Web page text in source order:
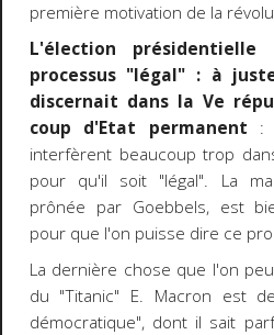
première motivation de la
L'élection
processus "légal" : à
discernait dans la Ve
coup d'Etat permanent :
interfèrent beaucoup trop
pour qu'il soit "légal". La
prônée par Goebbels, est
pour que l'on puisse dire ce
La dernière chose que l'on
du "Titanic" E. Macron est
démocratique", dont il sait